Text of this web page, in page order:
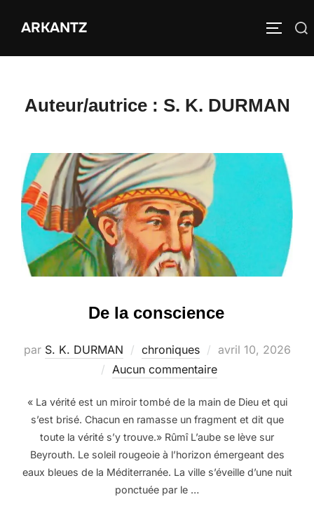
ARKANTZ Rechercher :
Auteur/autrice : S. K. DURMAN
De la conscience
par S. K. DURMAN chroniques
Publié
le
avril 10, 2026
Aucun commentaire
« La vérité est un miroir tombé de la main de Dieu et qui
s’est brisé. Chacun en ramasse un fragment et dit que
toute la vérité s’y trouve.» Rûmî L’aube se lève sur
Beyrouth. Le soleil rougeoie à l’horizon émergeant des
eaux bleues de la Méditerranée. La ville s’éveille d’une nuit
ponctuée par le …